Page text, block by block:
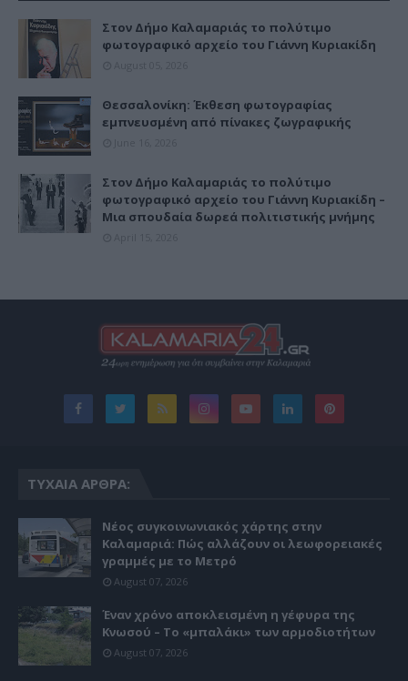
Στον Δήμο Καλαμαριάς το πολύτιμο
φωτογραφικό αρχείο του Γιάννη Κυριακίδη
Θεσσαλονίκη: Έκθεση φωτογραφίας
εμπνευσμένη από πίνακες ζωγραφικής
Στον Δήμο Καλαμαριάς το πολύτιμο
φωτογραφικό αρχείο του Γιάννη Κυριακίδη –
Μια σπουδαία δωρεά πολιτιστικής μνήμης
ΤΥΧΑΊΑ ΆΡΘΡΑ:
Νέος συγκοινωνιακός χάρτης στην
Καλαμαριά: Πώς αλλάζουν οι λεωφορειακές
γραμμές με το Μετρό
August 07, 2026
Έναν χρόνο αποκλεισμένη η γέφυρα της
Κνωσού – Το «μπαλάκι» των αρμοδιοτήτων
August 07, 2026